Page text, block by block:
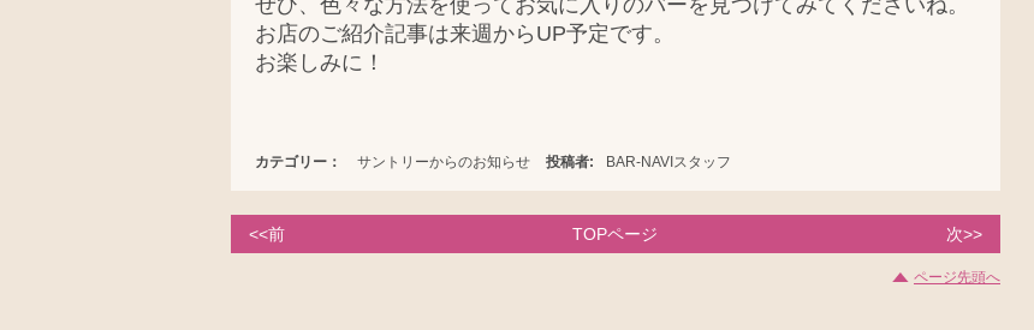
ぜひ、色々な方法を使ってお気に入りのバーを見つけてみてくださいね。
お店のご紹介記事は来週からUP予定です。
お楽しみに！
カテゴリー： サントリーからのお知らせ 投稿者: BAR-NAVIスタッフ
<<前 TOPページ 次>>
ページ先頭へ